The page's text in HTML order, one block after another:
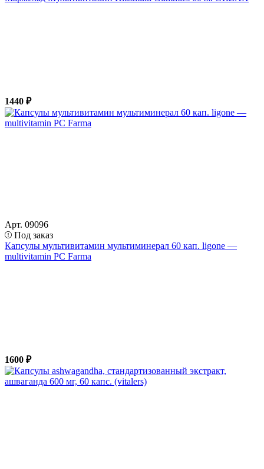
1440 ₽
Арт. 09096
Под заказ
Капсулы мультивитамин мультиминерал 60 кап. ligone —
multivitamin PC Farma
1600 ₽